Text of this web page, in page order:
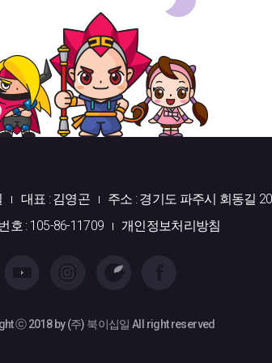
대표 : 김영곤
주소 : 경기도 파주시 회동길
호 : 105-86-11709
개인정보처리방침
ⓒ 2018 by (주) 북이십일 All right reserved